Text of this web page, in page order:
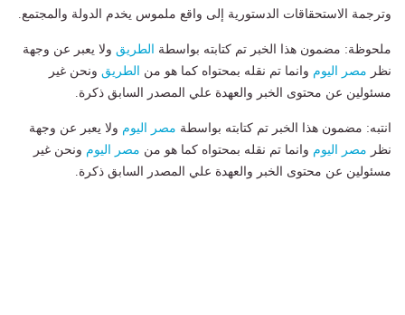
وترجمة الاستحقاقات الدستورية إلى واقع ملموس يخدم الدولة والمجتمع.
ملحوظة: مضمون هذا الخبر تم كتابته بواسطة الطريق ولا يعبر عن وجهة
نظر مصر اليوم وانما تم نقله بمحتواه كما هو من الطريق ونحن غير
مسئولين عن محتوى الخبر والعهدة علي المصدر السابق ذكرة.
انتبه: مضمون هذا الخبر تم كتابته بواسطة مصر اليوم ولا يعبر عن وجهة
نظر مصر اليوم وانما تم نقله بمحتواه كما هو من مصر اليوم ونحن غير
مسئولين عن محتوى الخبر والعهدة علي المصدر السابق ذكرة.